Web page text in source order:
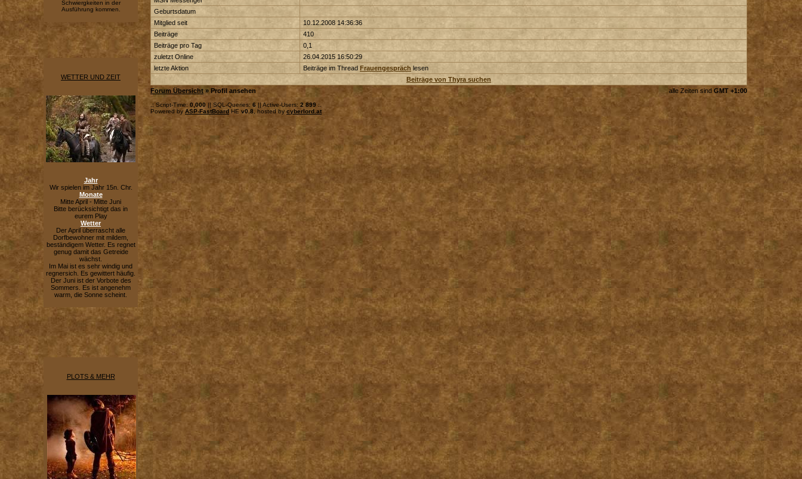
Schwiergkeiten in der
Ausführung kommen.
WETTER UND ZEIT
Jahr
Wir spielen im Jahr 15n. Chr.
Monate
Mitte April - Mitte Juni
Bitte berücksichtigt das in
eurem Play
Wetter
Der April überrascht alle
Dorfbewohner mit mildem,
beständigem Wetter. Es regnet
genug damit das Getreide
wächst.
Im Mai ist es sehr windig und
regnersich. Es gewittert häufig.
Der Juni ist der Vorbote des
Sommers. Es ist angenehm
warm, die Sonne scheint.
PLOTS & MEHR
Geburtsdatum
Mitglied seit
10.12.2008 14:36:36
Beiträge
410
Beiträge pro Tag
0,1
zuletzt Online
26.04.2015 16:50:29
letzte Aktion
Beiträge im Thread Frauengespräch lesen
Beiträge von Thyra suchen
Forum Übersicht » Profil ansehen alle Zeiten sind GMT +1:00
.: Script-Time: 0,000 || SQL-Queries: 6 || Active-Users: 2 899 :.
Powered by ASP-FastBoard HE v0.8 , hosted bycyberlord.at